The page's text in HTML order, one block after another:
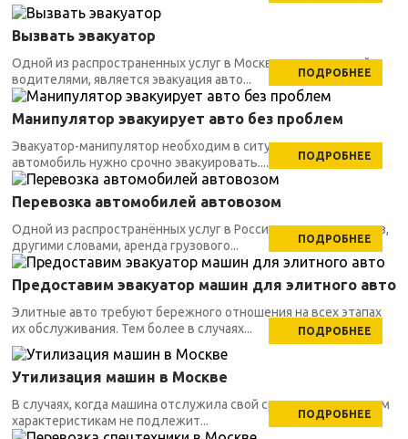
Вызвать эвакуатор
Одной из распространенных услуг в Москве, заказываемой
водителями, является эвакуация авто...
ПОДРОБНЕЕ
Манипулятор эвакуирует авто без проблем
Эвакуатор-манипулятор необходим в ситуациях, когда
автомобиль нужно срочно эвакуировать....
ПОДРОБНЕЕ
Перевозка автомобилей автовозом
Одной из распространённых услуг в России является автовоз,
другими словами, аренда грузового...
ПОДРОБНЕЕ
Предоставим эвакуатор машин для элитного авто
Элитные авто требуют бережного отношения на всех этапах
их обслуживания. Тем более в случаях...
ПОДРОБНЕЕ
Утилизация машин в Москве
В случаях, когда машина отслужила свой срок, по техническим
характеристикам не подлежит...
ПОДРОБНЕЕ